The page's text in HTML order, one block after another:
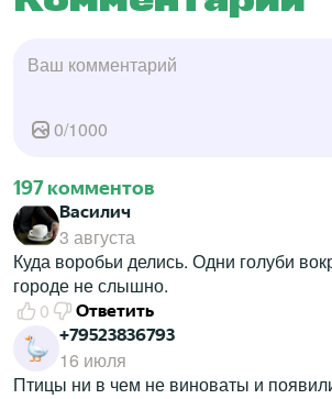
0/1000
197 комментов
Василич
3 августа
Куда воробьи делись. Одни голуби
городе не слышно.
0
Ответить
+79523836793
16 июля
Птицы ни в чем не виноваты и